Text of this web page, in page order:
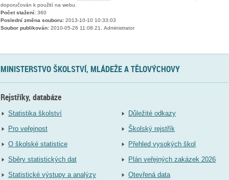
doporučován k použití na webu.
Počet stažení:360
Poslední změna souboru:2013-10-10 10:33:03
Soubor publikován:2010-05-26 11:08:21, Administrator
MINISTERSTVO ŠKOLSTVÍ, MLÁDEŽE A TĚLOVÝCHOVY
Rejstříky, databáze
Statistika školství
Pro veřejnost
O školské statistice
Sběry statistických dat
Statistické výstupy a analýzy
Důležité odkazy
Školský rejstřík
Přehled vysokých škol
Plán veřejných zakázek 2026
Otevřená data